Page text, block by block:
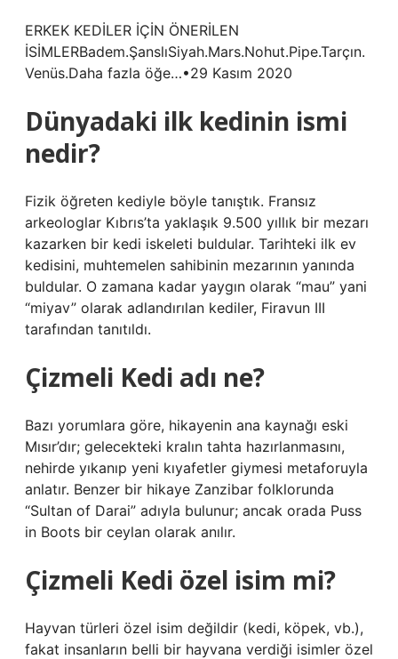
ERKEK KEDİLER İÇİN ÖNERİLEN
İSİMLERBadem.ŞanslıSiyah.Mars.Nohut.Pipe.Tarçın.
Venüs.Daha fazla öğe…•29 Kasım 2020
Dünyadaki ilk kedinin ismi
nedir?
Fizik öğreten kediyle böyle tanıştık. Fransız
arkeologlar Kıbrıs’ta yaklaşık 9.500 yıllık bir mezarı
kazarken bir kedi iskeleti buldular. Tarihteki ilk ev
kedisini, muhtemelen sahibinin mezarının yanında
buldular. O zamana kadar yaygın olarak “mau” yani
“miyav” olarak adlandırılan kediler, Firavun III
tarafından tanıtıldı.
Çizmeli Kedi adı ne?
Bazı yorumlara göre, hikayenin ana kaynağı eski
Mısır’dır; gelecekteki kralın tahta hazırlanmasını,
nehirde yıkanıp yeni kıyafetler giymesi metaforuyla
anlatır. Benzer bir hikaye Zanzibar folklorunda
“Sultan of Darai” adıyla bulunur; ancak orada Puss
in Boots bir ceylan olarak anılır.
Çizmeli Kedi özel isim mi?
Hayvan türleri özel isim değildir (kedi, köpek, vb.),
fakat insanların belli bir hayvana verdiği isimler özel